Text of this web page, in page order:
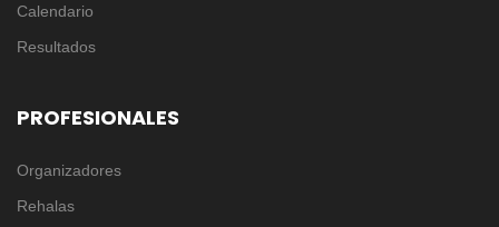
Calendario
Resultados
PROFESIONALES
Organizadores
Rehalas